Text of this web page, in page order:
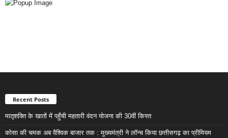
Recent Posts
मातृशक्ति के खातों में पहुँची महतारी वंदन योजना की 30वीं किस्त
कोसा की चमक अब वैश्विक बाजार तक : मुख्यमंत्री ने लॉन्च किया छत्तीसगढ़ का प्रीमियम